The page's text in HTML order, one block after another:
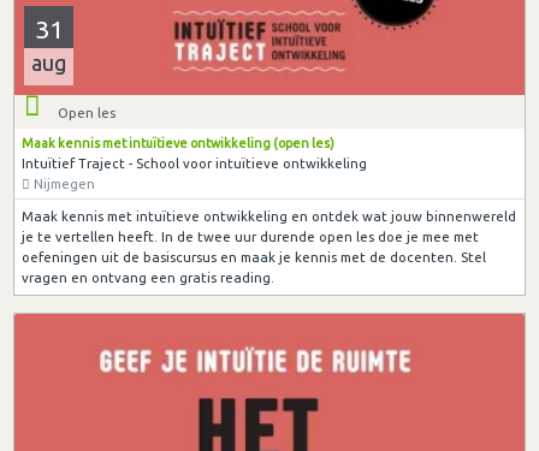
31
aug
Open les
Maak kennis met intuïtieve ontwikkeling (open les)
Intuïtief Traject - School voor intuïtieve ontwikkeling
Nijmegen
Maak kennis met intuïtieve ontwikkeling en ontdek wat jouw binnenwereld
je te vertellen heeft. In de twee uur durende open les doe je mee met
oefeningen uit de basiscursus en maak je kennis met de docenten. Stel
vragen en ontvang een gratis reading.